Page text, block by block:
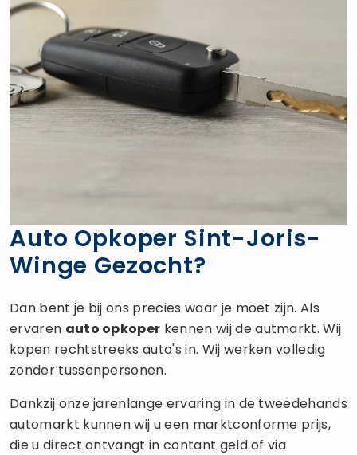
Auto Opkoper Sint-Joris-
Winge Gezocht?
Dan bent je bij ons precies waar je moet zijn. Als
ervaren auto opkoper kennen wij de autmarkt. Wij
kopen rechtstreeks auto's in. Wij werken volledig
zonder tussenpersonen.
Dankzij onze jarenlange ervaring in de tweedehands
automarkt kunnen wij u een marktconforme prijs,
die u direct ontvangt in contant geld of via